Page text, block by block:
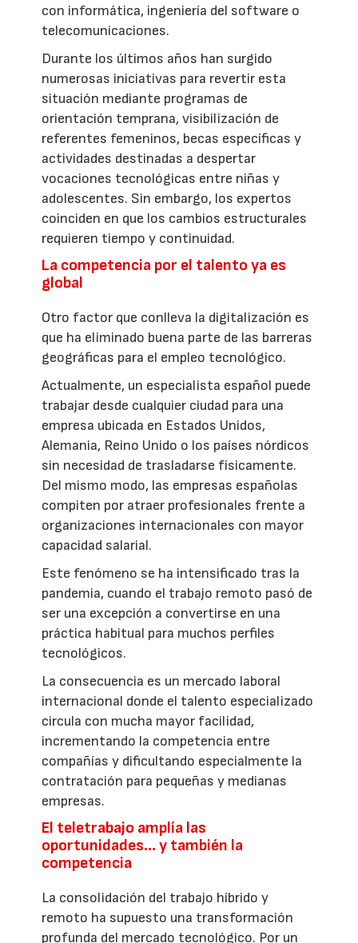
con informática, ingeniería del software o
telecomunicaciones.
Durante los últimos años han surgido
numerosas iniciativas para revertir esta
situación mediante programas de
orientación temprana, visibilización de
referentes femeninos, becas específicas y
actividades destinadas a despertar
vocaciones tecnológicas entre niñas y
adolescentes. Sin embargo, los expertos
coinciden en que los cambios estructurales
requieren tiempo y continuidad.
La competencia por el talento ya es
global
Otro factor que conlleva la digitalización es
que ha eliminado buena parte de las barreras
geográficas para el empleo tecnológico.
Actualmente, un especialista español puede
trabajar desde cualquier ciudad para una
empresa ubicada en Estados Unidos,
Alemania, Reino Unido o los países nórdicos
sin necesidad de trasladarse físicamente.
Del mismo modo, las empresas españolas
compiten por atraer profesionales frente a
organizaciones internacionales con mayor
capacidad salarial.
Este fenómeno se ha intensificado tras la
pandemia, cuando el trabajo remoto pasó de
ser una excepción a convertirse en una
práctica habitual para muchos perfiles
tecnológicos.
La consecuencia es un mercado laboral
internacional donde el talento especializado
circula con mucha mayor facilidad,
incrementando la competencia entre
compañías y dificultando especialmente la
contratación para pequeñas y medianas
empresas.
El teletrabajo amplía las
oportunidades… y también la
competencia
La consolidación del trabajo híbrido y
remoto ha supuesto una transformación
profunda del mercado tecnológico. Por un